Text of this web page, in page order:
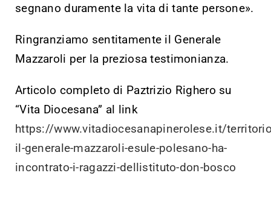
segnano duramente la vita di tante persone».
Ringranziamo sentitamente il Generale
Mazzaroli per la preziosa testimonianza.
Articolo completo di Paztrizio Righero su
“Vita Diocesana” al link
https://www.vitadiocesanapinerolese.it/
il-generale-mazzaroli-esule-polesano-ha-
incontrato-i-ragazzi-dellistituto-don-bosco